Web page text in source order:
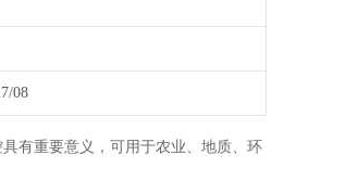
08
有重要意义，可用于农业、地质、环